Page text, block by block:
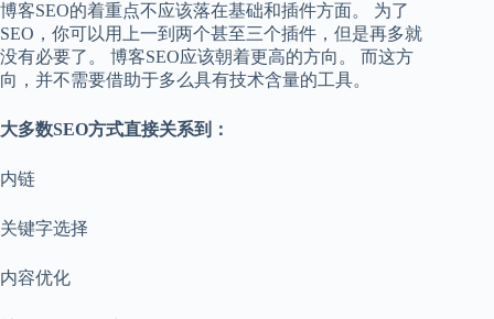
博客SEO的着重点不应该落在基础和插件方面。 为了
SEO，你可以用上一到两个甚至三个插件，但是再多就
没有必要了。 博客SEO应该朝着更高的方向。 而这方
向，并不需要借助于多么具有技术含量的工具。
大多数SEO方式直接关系到：
内链
关键字选择
内容优化